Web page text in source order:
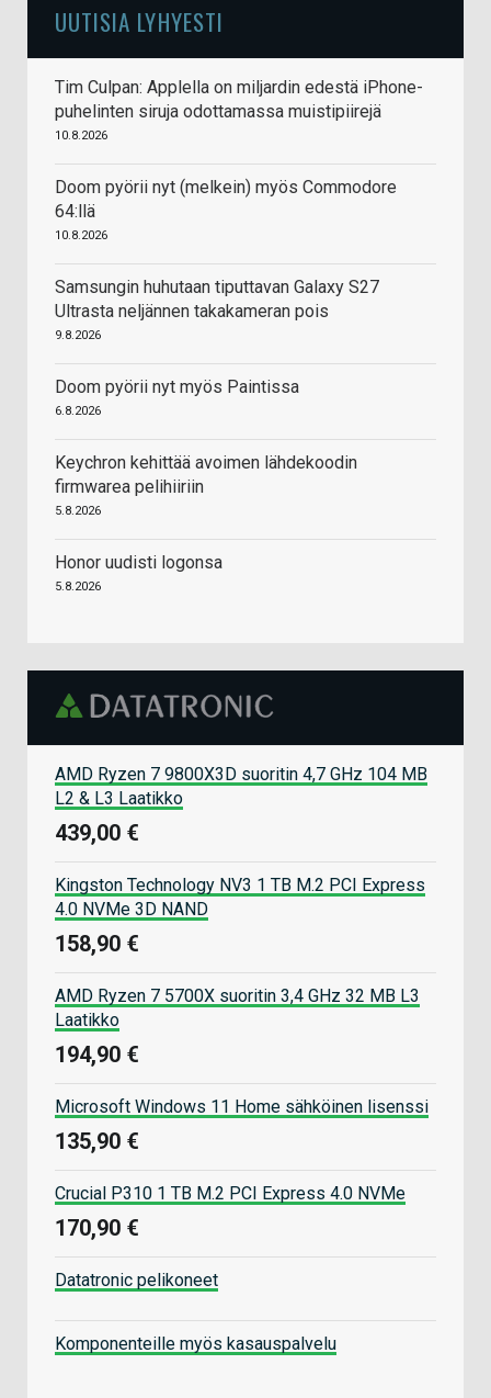
UUTISIA LYHYESTI
Tim Culpan: Applella on miljardin edestä iPhone-
puhelinten siruja odottamassa muistipiirejä
10.8.2026
Doom pyörii nyt (melkein) myös Commodore
64:llä
10.8.2026
Samsungin huhutaan tiputtavan Galaxy S27
Ultrasta neljännen takakameran pois
9.8.2026
Doom pyörii nyt myös Paintissa
6.8.2026
Keychron kehittää avoimen lähdekoodin
firmwarea pelihiiriin
5.8.2026
Honor uudisti logonsa
5.8.2026
AMD Ryzen 7 9800X3D suoritin 4,7 GHz 104 MB
L2 & L3 Laatikko
439,00 €
Kingston Technology NV3 1 TB M.2 PCI Express
4.0 NVMe 3D NAND
158,90 €
AMD Ryzen 7 5700X suoritin 3,4 GHz 32 MB L3
Laatikko
194,90 €
Microsoft Windows 11 Home sähköinen lisenssi
135,90 €
Crucial P310 1 TB M.2 PCI Express 4.0 NVMe
170,90 €
Datatronic pelikoneet
Komponenteille myös kasauspalvelu